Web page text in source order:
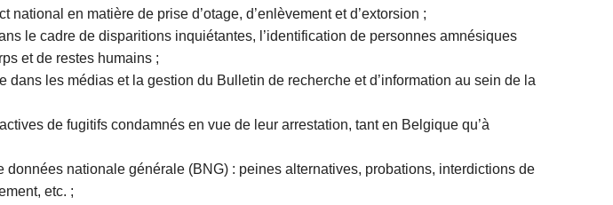
national en matière de prise d’otage, d’enlèvement et d’extorsion ;
le cadre de disparitions inquiétantes, l’identification de personnes amnésiques
et de restes humains ;
dans les médias et la gestion du Bulletin de recherche et d’information au sein de la
de fugitifs condamnés en vue de leur arrestation, tant en Belgique qu’à
données nationale générale (BNG) : peines alternatives, probations, interdictions de
etc. ;